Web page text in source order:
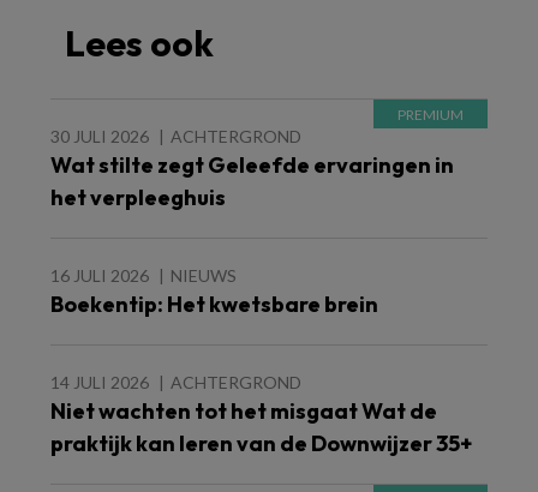
Lees ook
30 JULI 2026 ACHTERGROND
Wat stilte zegt Geleefde ervaringen in
het verpleeghuis
16 JULI 2026 NIEUWS
Boekentip: Het kwetsbare brein
14 JULI 2026 ACHTERGROND
Niet wachten tot het misgaat Wat de
praktijk kan leren van de Downwijzer 35+